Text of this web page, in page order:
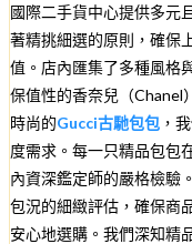
國際二手貨中心提供多元
著精挑細選的原則，確保
值。店內匯集了多種風格
保值性的香奈兒（Chanel
時尚的Gucci古馳包包 ，
度需求。每一只精品包包
內資深鑑定師的嚴格檢驗
包況的細緻評估，確保商
安心地選購。我們深知精